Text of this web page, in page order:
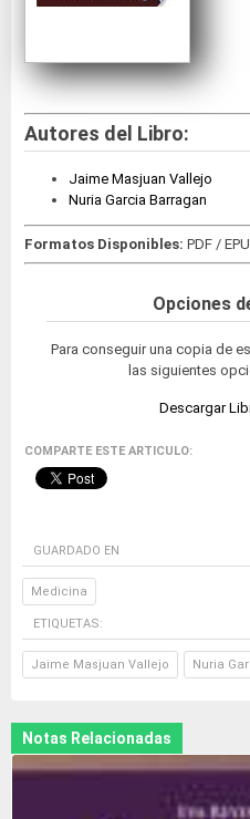
Autores del Libro:
Jaime Masjuan Vallejo
Nuria Garcia Barragan
Formatos Disponibles: PDF /
Opciones
Para conseguir una copia de
las siguientes
Descargar
COMPARTE ESTE ARTICULO:
GUARDADO EN
Medicina
ETIQUETAS:
Jaime Masjuan Vallejo Nuria
Notas Relacionadas